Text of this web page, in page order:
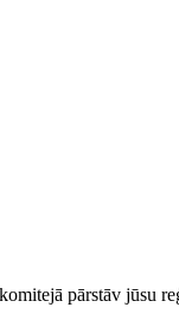
pārstāv jūsu